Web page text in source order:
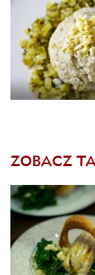
ZOBACZ